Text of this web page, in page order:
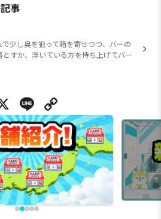
事
少し奥を狙って箱を寄せつつ、バーの
すか、浮いている方を持ち上げてバー
X Line